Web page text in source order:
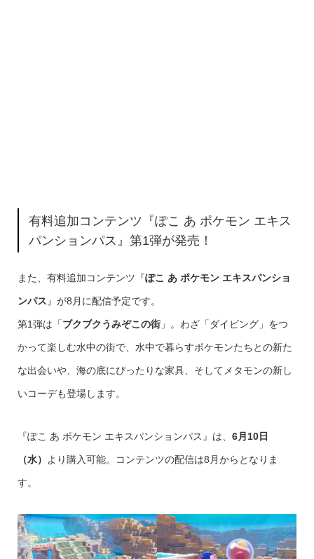
有料追加コンテンツ『ぽこ あ ポケモン エキス
パンションパス』第1弾が発売！
また、有料追加コンテンツ『ぽこ あ ポケモン エキスパンショ
ンパス』が8月に配信予定です。
第1弾は「ブクブクうみぞこの街」。わざ「ダイビング」をつ
かって楽しむ水中の街で、水中で暮らすポケモンたちとの新た
な出会いや、海の底にぴったりな家具、そしてメタモンの新し
いコーデも登場します。
『ぽこ あ ポケモン エキスパンションパス』は、 6月10日
（水） より購入可能。コンテンツの配信は8月からとなりま
す。